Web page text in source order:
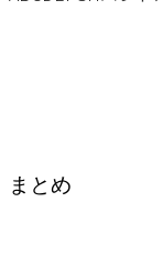
まとめ